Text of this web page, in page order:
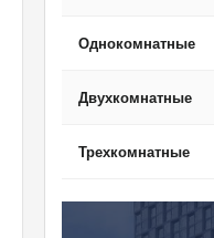
Однокомнатные
Двухкомнатные
Трехкомнатные